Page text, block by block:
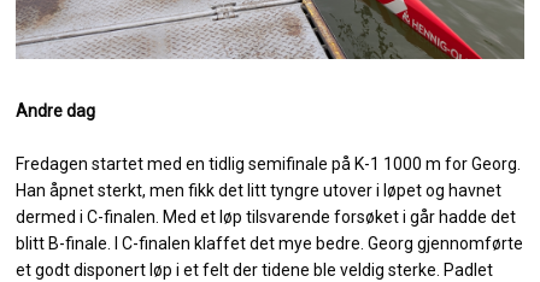
Andre dag
Fredagen startet med en tidlig semifinale på K-1 1000 m for Georg.
Han åpnet sterkt, men fikk det litt tyngre utover i løpet og havnet
dermed i C-finalen. Med et løp tilsvarende forsøket i går hadde det
blitt B-finale. I C-finalen klaffet det mye bedre. Georg gjennomførte
et godt disponert løp i et felt der tidene ble veldig sterke. Padlet